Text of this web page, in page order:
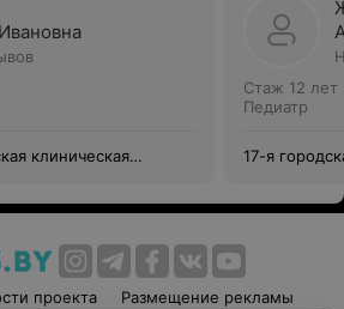
клиническая
Стаж 12 лет
Педиатр
17-я
проекта
Размещение рекламы